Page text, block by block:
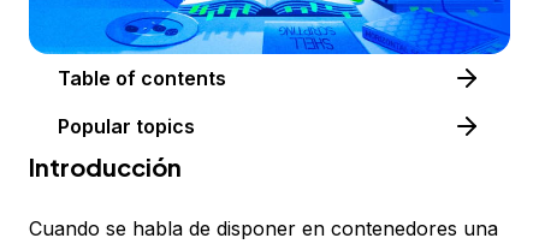
Table of contents
Popular topics
Introducción
Cuando se habla de disponer en contenedores una